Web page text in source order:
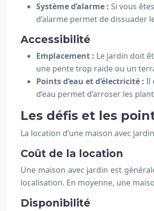
Système d’alarme : Si vous
d’alarme permet de dissuader
Accessibilité
Emplacement : Le jardin doit
une pente trop raide ou un
Points d’eau et d’électricité : Il
d’eau permet d’arroser les
Les défis et les
La location d’une maison avec
Coût de la location
Une maison avec jardin est
localisation. En moyenne, une
Disponibilité